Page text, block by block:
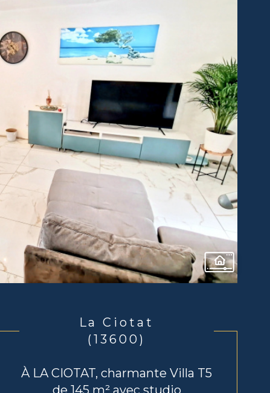
La Ciotat
(13600)
À LA CIOTAT, charmante Villa T5